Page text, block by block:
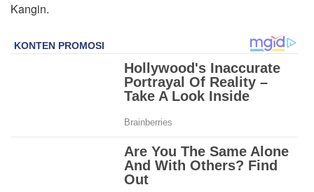
Kangin.